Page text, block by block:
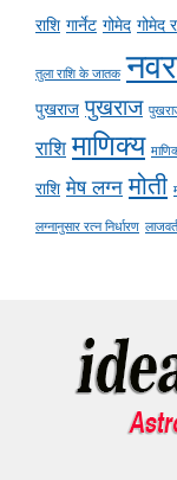
राशि गार्नेट गोमेद गोमेद
तुला राशि के जातक
पुखराज पुखराज
राशि माणिक्य
राशि मेष लग्न मोती
लग्नानुसार रत्न निर्धारण